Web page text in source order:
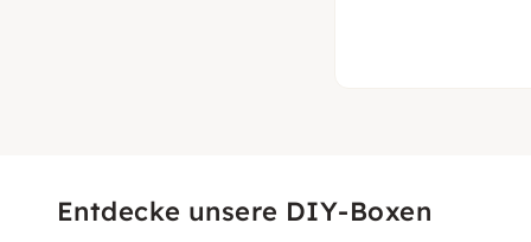
Entdecke unsere DIY-Boxen